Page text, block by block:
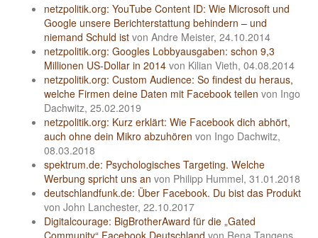
netzpolitik.org: YouTube Content ID: Wie Microsoft und
Google unsere Berichterstattung behindern – und
niemand Schuld ist von Andre Meister, 24.10.2014
netzpolitik.org: Googles Lobbyausgaben: schon 9,3
Millionen US-Dollar in 2014 von Kilian Vieth, 04.08.2014
netzpolitik.org: Custom Audience: So findest du heraus,
welche Firmen deine Daten mit Facebook teilen von Ingo
Dachwitz, 25.02.2019
netzpolitik.org: Kurz erklärt: Wie Facebook dich abhört,
auch ohne dein Mikro abzuhören von Ingo Dachwitz,
08.03.2018
spektrum.de: Psychologisches Targeting. Welche
Werbung spricht uns an von Philipp Hummel, 31.01.2018
deutschlandfunk.de: Über Facebook. Du bist das Produkt
von John Lanchester, 22.10.2017
Digitalcourage: BigBrotherAward für die „Gated